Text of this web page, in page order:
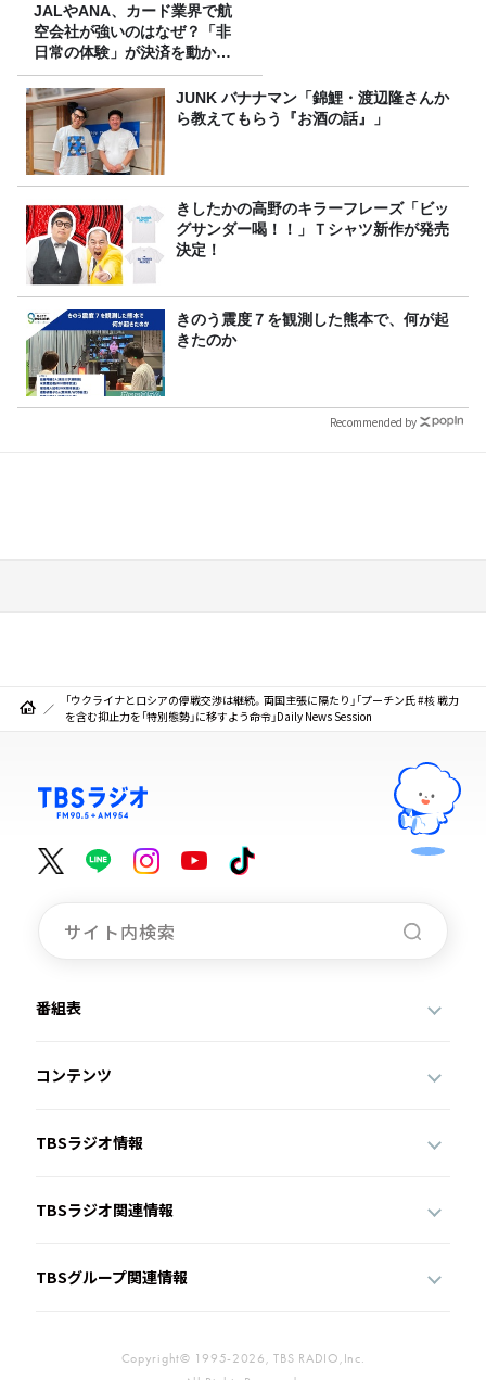
JALやANA、カード業界で航
空会社が強いのはなぜ？「非
日常の体験」が決済を動かす
理由
JUNK バナナマン「錦鯉・渡辺隆さんか
ら教えてもらう『お酒の話』」
きしたかの高野のキラーフレーズ「ビッ
グサンダー喝！！」Ｔシャツ新作が発売
決定！
きのう震度７を観測した熊本で、何が起
きたのか
Recommended by
「ウクライナとロシアの停戦交渉は継続。両国主張に隔たり」「プーチン氏 #核 戦力
を含む抑止力を「特別態勢」に移すよう命令」Daily News Session
番組表
コンテンツ
TBSラジオ情報
TBSラジオ関連情報
TBSグループ関連情報
Copyright© 1995-2026, TBS RADIO,Inc.